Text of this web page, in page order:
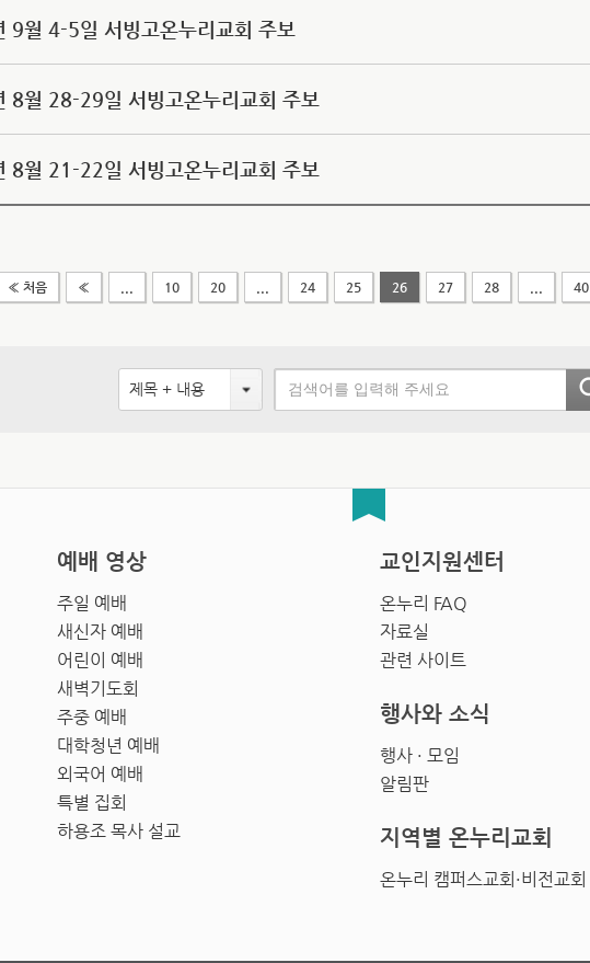
9월 4-5일 서빙고온누리교회 주보
8월 28-29일 서빙고온누리교회 주보
8월 21-22일 서빙고온누리교회 주보
« 처음 « 10 20 24 25 26 27 28 40
제목 + 내용
예배 영상
주일 예배
새신자 예배
어린이 예배
새벽기도회
주중 예배
대학청년 예배
외국어 예배
특별 집회
하용조 목사 설교
교인지원센터
온누리 FAQ
자료실
관련 사이트
행사와 소식
행사 · 모임
알림판
지역별 온누리교회
온누리 캠퍼스교회·비전교회